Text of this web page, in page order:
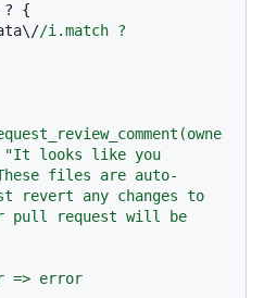
? {
/i.match ?
"It looks like you
files are auto-
revert any changes to
pull request will be